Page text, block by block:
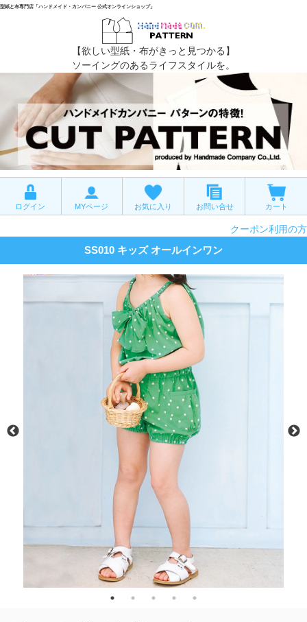
型紙と布専門店「ハンドメイド・カンパニー 公式オンラインショップ」
【欲しい型紙・布がきっと見つかる】
ソーイングのあるライフスタイルを。
ログイン MYページ お気に入り お問い合せ カート
クーポン利用の方
SS010 キッズ オールインワン